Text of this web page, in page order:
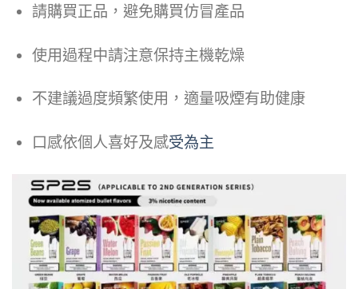
請購買正品，避免購買仿冒產品
使用過程中請注意保持主機乾燥
不建議過度頻繁使用，適量吸煙有助健康
口感依個人喜好及感受為主